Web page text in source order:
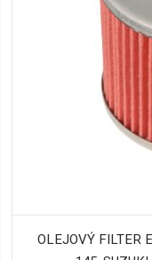
OLEJOVÝ FILTER